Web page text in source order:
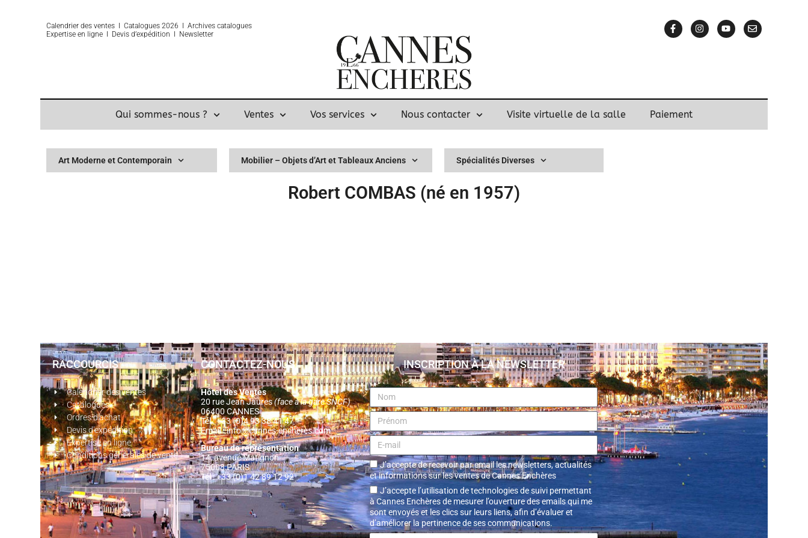
Calendrier des ventes ΙCatalogues 2026 ΙArchives catalogues
Expertise en ligne Ι Devis d’expédition Newsletter
Qui sommes-nous ? Ventes Vos services Nous contacter Visite virtuelle de la salle Paiement
Art Moderne et Contemporain Mobilier – Objets d’Art et Tableaux Anciens Spécialités Diverses
Robert COMBAS (né en 1957)
RACCOURCIS
Calendrier des ventes
Catalogues
Ordres d'achat
Devis d'expédition
Expertise en ligne
Conditions générales de vente
CONTACTEZ-NOUS
Hôtel des Ventes
20 rue Jean Jaures(face à la gare SNCF)
06400 CANNES
Tél : +33 (0)4 93 38 41 47
Email :info@cannes-encheres.com
Bureau de représentation
14, avenue Matignon
75008 PARIS
Tél : +33 (0)1 42 89 12 92
INSCRIPTION À LA NEWSLETTER
J’accepte de recevoir par email les newsletters, actualités
et informations sur les ventes de Cannes Enchères
J’accepte l’utilisation de technologies de suivi permettant
à Cannes Enchères de mesurer l’ouverture des emails qui me
sont envoyés et les clics sur leurs liens, afin d’évaluer et
d’améliorer la pertinence de ses communications.